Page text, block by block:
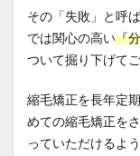
その「失敗」と呼
では関心の高い『
ついて掘り下げて
縮毛矯正を長年定
めての縮毛矯正を
っていただけるよ
エイジング毛の
お知らせ
ケアストレート
ダメージコント
ダメージ毛